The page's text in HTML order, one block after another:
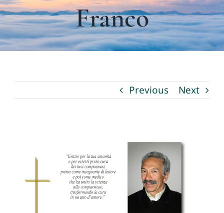
I nostri servizi
La Fioreria
Franco
Previous Next